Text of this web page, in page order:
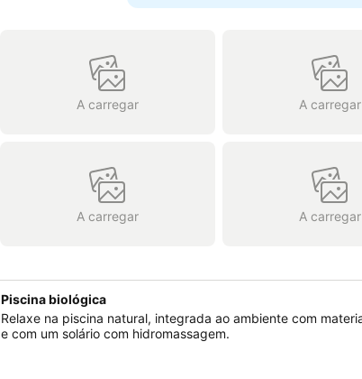
A carregar A carregar
A carregar A carregar
Piscina biológica
Relaxe na piscina natural, integrada ao ambiente com
e com um solário com hidromassagem.